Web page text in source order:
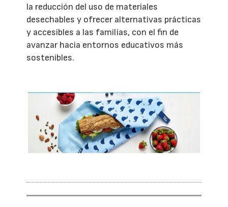
la reducción del uso de materiales
desechables y ofrecer alternativas prácticas
y accesibles a las familias, con el fin de
avanzar hacia entornos educativos más
sostenibles.